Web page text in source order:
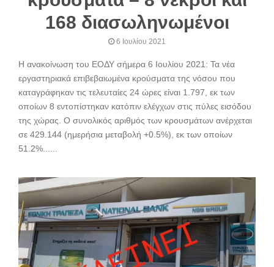
168 διασωληνωμένοι
6 Ιουλίου 2021
Η ανακοίνωση του ΕΟΔΥ σήμερα 6 Ιουλίου 2021: Τα νέα
εργαστηριακά επιβεβαιωμένα κρούσματα της νόσου που
καταγράφηκαν τις τελευταίες 24 ώρες είναι 1.797, εκ των
οποίων 8 εντοπίστηκαν κατόπιν ελέγχων στις πύλες εισόδου
της χώρας. Ο συνολικός αριθμός των κρουσμάτων ανέρχεται
σε 429.144 (ημερήσια μεταβολή +0.5%), εκ των οποίων
51.2%......